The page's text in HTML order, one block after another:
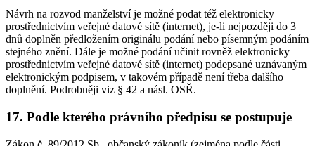
Návrh na rozvod manželství je možné podat též elektronicky
prostřednictvím veřejné datové sítě (internet), je-li nejpozději do 3
dnů doplněn předložením originálu podání nebo písemným podáním
stejného znění. Dále je možné podání učinit rovněž elektronicky
prostřednictvím veřejné datové sítě (internet) podepsané uznávaným
elektronickým podpisem, v takovém případě není třeba dalšího
doplnění. Podrobněji viz § 42 a násl. OSŘ.
17. Podle kterého právního předpisu se postupuje